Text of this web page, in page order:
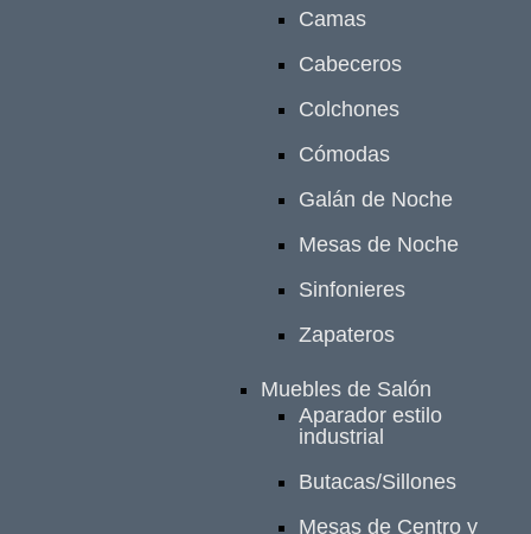
Camas
Cabeceros
Colchones
Cómodas
Galán de Noche
Mesas de Noche
Sinfonieres
Zapateros
Muebles de Salón
Aparador estilo
industrial
Butacas/Sillones
Mesas de Centro y